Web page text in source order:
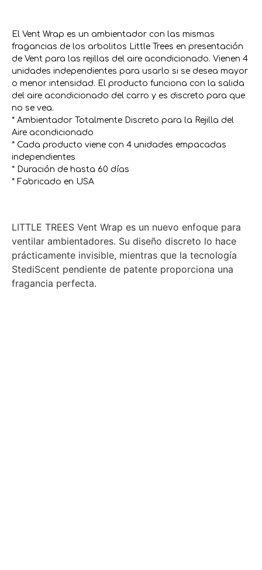
El Vent Wrap es un ambientador con las mismas
fragancias de los arbolitos Little Trees en presentación
de Vent para las rejillas del aire acondicionado. Vienen 4
unidades independientes para usarlo si se desea mayor
o menor intensidad. El producto funciona con la salida
del aire acondicionado del carro y es discreto para que
no se vea.
* Ambientador Totalmente Discreto para la Rejilla del
Aire acondicionado
* Cada producto viene con 4 unidades empacadas
independientes
* Duración de hasta 60 días
* Fabricado en USA
LITTLE TREES Vent Wrap es un nuevo enfoque para
ventilar ambientadores. Su diseño discreto lo hace
prácticamente invisible, mientras que la tecnología
StediScent pendiente de patente proporciona una
fragancia perfecta.